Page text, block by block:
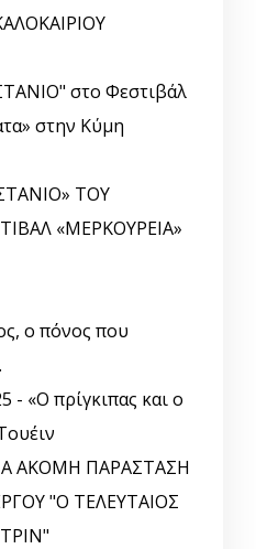
στο Φεστιβάλ
στην Κύμη
ΤΟΥ
«ΜΕΡΚΟΥΡΕΙΑ»
ο πόνος που
«Ο πρίγκιπας και ο
ΑΚΟΜΗ ΠΑΡΑΣΤΑΣΗ
"Ο ΤΕΛΕΥΤΑΙΟΣ